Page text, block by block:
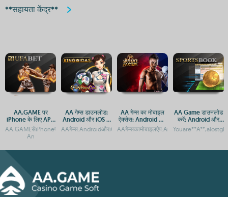
**सहायता केंद्र**
AA.GAME पर
iPhone के लिए APK
डाउनलोड और गेम
एक्सेस गाइड
An
AA गेम्स डाउनलोड:
Android और iOS के
लिए मुफ्त गेमिंग एप
AA गेम्स का मोबाइल
ऐक्सेस: Android और
iOS पर डाउनलोड
गाइड
AA Game डाउनलोड
करें: Android और
iOS के लिए मुफ्त APP
और APK